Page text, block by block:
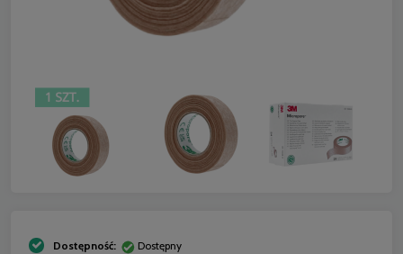
Dostępność:
Dostępny